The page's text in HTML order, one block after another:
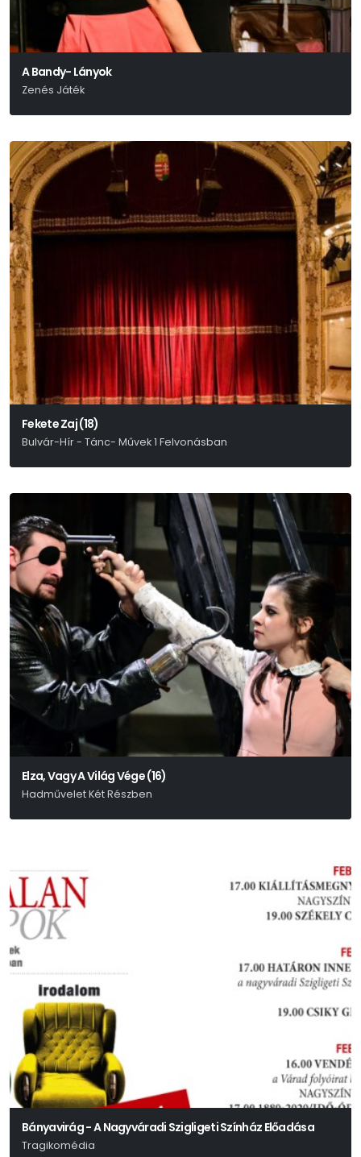
A Bandy- Lányok
Zenés Játék
Fekete Zaj (18)
Bulvár-Hír - Tánc- Művek 1 Felvonásban
Elza, Vagy A Világ Vége (16)
Hadművelet Két Részben
Bányavirág - A Nagyváradi Szigligeti Színház Előadása
Tragikomédia